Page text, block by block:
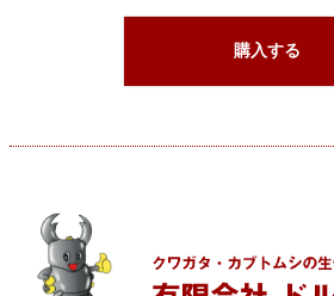
購入する